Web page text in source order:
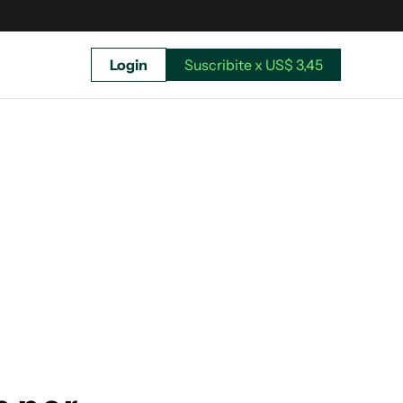
Login Suscribite x US$ 3,45